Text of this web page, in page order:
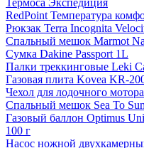
Термоса Экспедиция
RedPoint Температура
Рюкзак Terra Incognita
Спальный мешок Marmot
Сумка Dakine Passport 1L
Палки треккинговые Leki
Газовая плита Kovea KR-
Чехол для лодочного
Спальный мешок Sea To
Газовый баллон Optimus
100 г
Насос ножной